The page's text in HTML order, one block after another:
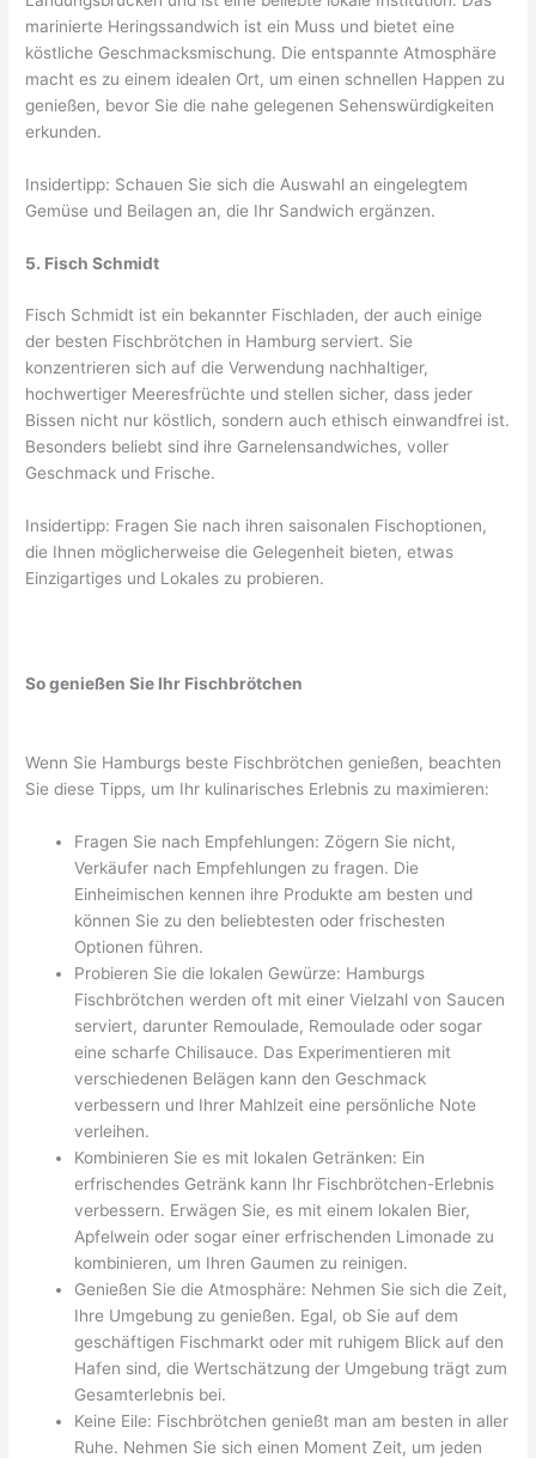
marinierte Heringssandwich ist ein Muss und bietet eine
köstliche Geschmacksmischung. Die entspannte Atmosphäre
macht es zu einem idealen Ort, um einen schnellen Happen zu
genießen, bevor Sie die nahe gelegenen Sehenswürdigkeiten
erkunden.
Insidertipp: Schauen Sie sich die Auswahl an eingelegtem
Gemüse und Beilagen an, die Ihr Sandwich ergänzen.
5. Fisch Schmidt
Fisch Schmidt ist ein bekannter Fischladen, der auch einige
der besten Fischbrötchen in Hamburg serviert. Sie
konzentrieren sich auf die Verwendung nachhaltiger,
hochwertiger Meeresfrüchte und stellen sicher, dass jeder
Bissen nicht nur köstlich, sondern auch ethisch einwandfrei ist.
Besonders beliebt sind ihre Garnelensandwiches, voller
Geschmack und Frische.
Insidertipp: Fragen Sie nach ihren saisonalen Fischoptionen,
die Ihnen möglicherweise die Gelegenheit bieten, etwas
Einzigartiges und Lokales zu probieren.
So genießen Sie Ihr Fischbrötchen
Wenn Sie Hamburgs beste Fischbrötchen genießen, beachten
Sie diese Tipps, um Ihr kulinarisches Erlebnis zu maximieren:
Fragen Sie nach Empfehlungen: Zögern Sie nicht,
Verkäufer nach Empfehlungen zu fragen. Die
Einheimischen kennen ihre Produkte am besten und
können Sie zu den beliebtesten oder frischesten
Optionen führen.
Probieren Sie die lokalen Gewürze: Hamburgs
Fischbrötchen werden oft mit einer Vielzahl von Saucen
serviert, darunter Remoulade, Remoulade oder sogar
eine scharfe Chilisauce. Das Experimentieren mit
verschiedenen Belägen kann den Geschmack
verbessern und Ihrer Mahlzeit eine persönliche Note
verleihen.
Kombinieren Sie es mit lokalen Getränken: Ein
erfrischendes Getränk kann Ihr Fischbrötchen-Erlebnis
verbessern. Erwägen Sie, es mit einem lokalen Bier,
Apfelwein oder sogar einer erfrischenden Limonade zu
kombinieren, um Ihren Gaumen zu reinigen.
Genießen Sie die Atmosphäre: Nehmen Sie sich die Zeit,
Ihre Umgebung zu genießen. Egal, ob Sie auf dem
geschäftigen Fischmarkt oder mit ruhigem Blick auf den
Hafen sind, die Wertschätzung der Umgebung trägt zum
Gesamterlebnis bei.
Keine Eile: Fischbrötchen genießt man am besten in aller
Ruhe. Nehmen Sie sich einen Moment Zeit, um jeden